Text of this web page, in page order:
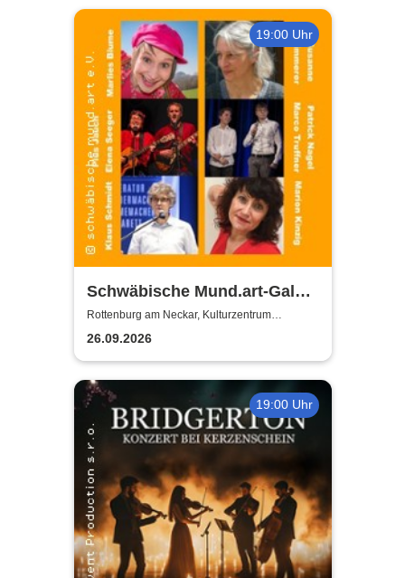
19:00 Uhr
Schwäbische Mund.art-Gala -
Blaupreisträger*innen von
2002 bis 2025
Rottenburg am Neckar, Kulturzentrum
Zehntscheuer
26.09.2026
19:00 Uhr